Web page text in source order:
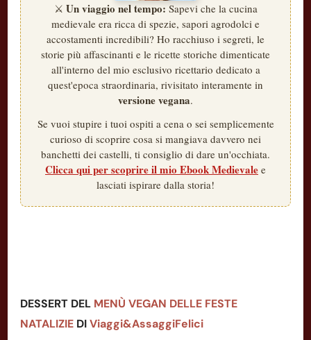
⚔️ Un viaggio nel tempo: Sapevi che la cucina
medievale era ricca di spezie, sapori agrodolci e
accostamenti incredibili? Ho racchiuso i segreti, le
storie più affascinanti e le ricette storiche dimenticate
all'interno del mio esclusivo ricettario dedicato a
quest'epoca straordinaria, rivisitato interamente in
versione vegana.
Se vuoi stupire i tuoi ospiti a cena o sei semplicemente
curioso di scoprire cosa si mangiava davvero nei
banchetti dei castelli, ti consiglio di dare un'occhiata.
Clicca qui per scoprire il mio Ebook Medievale e
lasciati ispirare dalla storia!
DESSERT DEL MENÙ VEGAN DELLE FESTE
NATALIZIE DIViaggi&AssaggiFelici